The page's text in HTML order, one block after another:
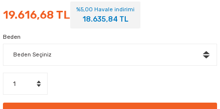
19.616,68 TL %5,00 Havale indirimi
18.635,84 TL
Beden